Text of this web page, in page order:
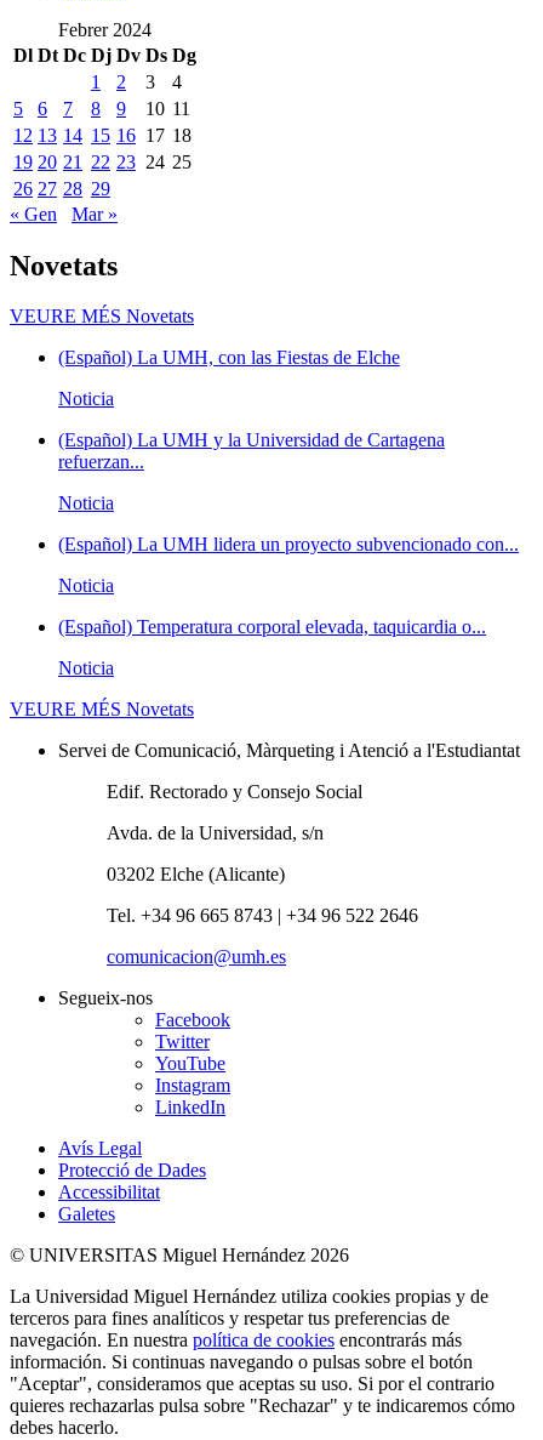
Febrer 2024
Dl Dt Dc Dj Dv Ds Dg
1
2 3
4
5
6 7 8 9 10 11
12 13 14 15 16 17 18
19 20 21 22 23 24 25
26 27 28 29
« Gen
Mar »
Novetats
VEURE MÉS Novetats
(Español) La UMH, con las Fiestas de Elche
Noticia
(Español) La UMH y la Universidad de Cartagena
refuerzan...
Noticia
(Español) La UMH lidera un proyecto subvencionado con...
Noticia
(Español) Temperatura corporal elevada, taquicardia o...
Noticia
VEURE MÉS Novetats
Servei de Comunicació, Màrqueting i Atenció a l'Estudiantat
Edif. Rectorado y Consejo Social
Avda. de la Universidad, s/n
03202 Elche (Alicante)
Tel. +34 96 665 8743 | +34 96 522 2646
comunicacion@umh.es
Segueix-nos
Facebook
Twitter
YouTube
Instagram
LinkedIn
Avís Legal
Protecció de Dades
Accessibilitat
Galetes
© UNIVERSITAS Miguel Hernández 2026
La Universidad Miguel Hernández utiliza cookies propias y de
terceros para fines analíticos y respetar tus preferencias de
navegación. En nuestra política de cookies encontrarás más
información. Si continuas navegando o pulsas sobre el botón
"Aceptar", consideramos que aceptas su uso. Si por el contrario
quieres rechazarlas pulsa sobre "Rechazar" y te indicaremos cómo
debes hacerlo.